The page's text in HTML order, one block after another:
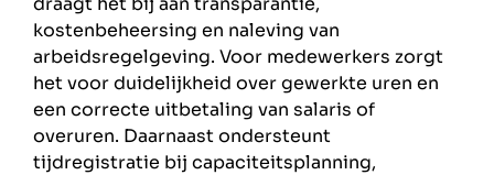
kostenbeheersing en naleving van
arbeidsregelgeving. Voor medewerkers zorgt
het voor duidelijkheid over gewerkte uren en
een correcte uitbetaling van salaris of
overuren. Daarnaast ondersteunt
tijdregistratie bij capaciteitsplanning,